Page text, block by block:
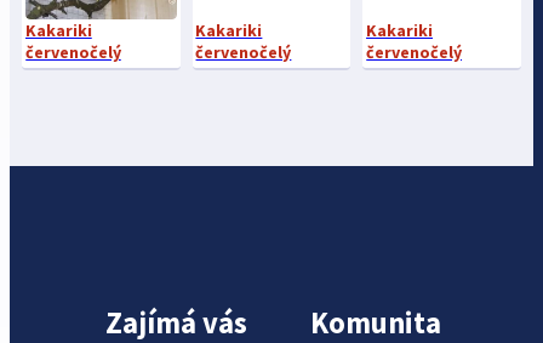
Kakariki
červenočelý
Kakariki
červenočelý
Kakariki
červenočelý
Zajímá vás Komunita